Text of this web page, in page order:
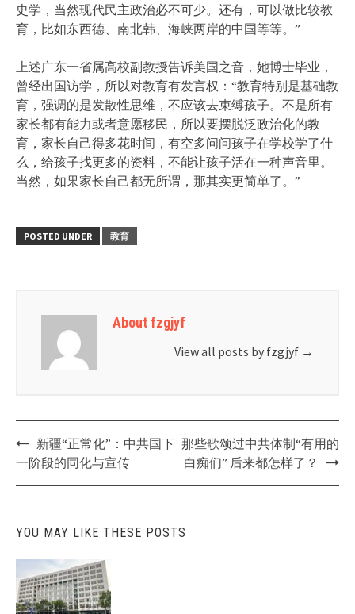
史学，当然现代民主政治必不可少。还有，可以做比较教
育，比如东西德、南北韩、海峡两岸的中国等等。”
上述广东一省属高校副教授告诉美国之音，她博士毕业，
曾经出国访学，所以对教育有发言权：“教育特别是基础教
育，强调的是发散性思维，不应该去束缚孩子。不是所有
家长都有能力或者意愿移民，所以要摆脱泛政治化的教
育，家长自己得多花时间，有空多问问孩子在学校学了什
么，给孩子找更多的资料，不能让孩子活在一种声音里。
当然，如果家长自己都无所谓，那其实更简单了。”
POSTED UNDER 教育
About fzgjyf
View all posts by fzgjyf →
Post
navigation
新疆“正常化”：中共国下
一阶段的同化与宣传
那些歌颂过中共体制“有用的
白痴们” 后来都怎样了？
YOU MAY LIKE THESE POSTS